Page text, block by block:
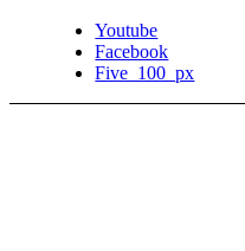
Youtube
Facebook
Five_100_px